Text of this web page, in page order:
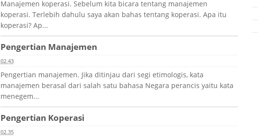
Manajemen koperasi. Sebelum kita bicara tentang manajemen
koperasi. Terlebih dahulu saya akan bahas tentang koperasi. Apa itu
koperasi? Ap...
Pengertian Manajemen
02.43
Pengertian manajemen. Jika ditinjau dari segi etimologis, kata
manajemen berasal dari salah satu bahasa Negara perancis yaitu kata
menegem...
Pengertian Koperasi
02.35